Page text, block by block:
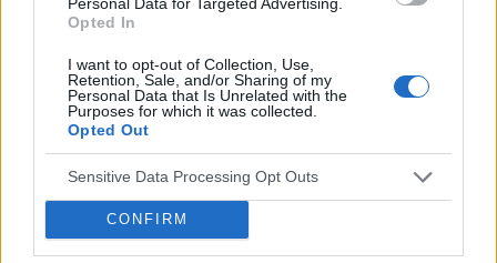
Opted In
I want to opt-out of Collection, Use,
Retention, Sale, and/or Sharing of my
Personal Data that Is Unrelated with the
Purposes for which it was collected.
Opted Out
Sensitive Data Processing Opt Outs
CONFIRM